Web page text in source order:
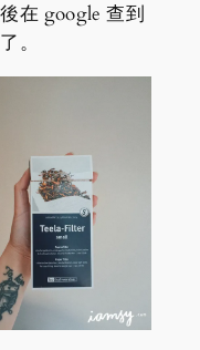
在 google 查到
。